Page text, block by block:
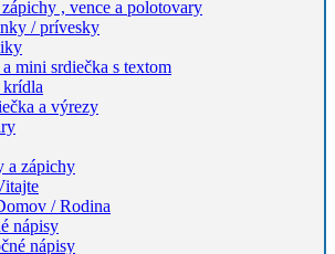
, vence a polotovary
/ prívesky
mini srdiečka s textom
krídla
a výrezy
a zápichy
/ Rodina
nápisy
nápisy